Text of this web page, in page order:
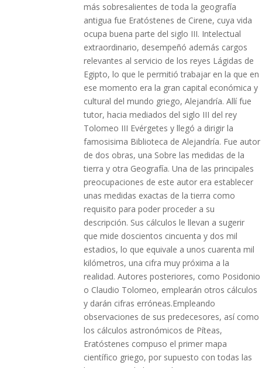
más sobresalientes de toda la geografía
antigua fue Eratóstenes de Cirene, cuya vida
ocupa buena parte del siglo III. Intelectual
extraordinario, desempeñó además cargos
relevantes al servicio de los reyes Lágidas de
Egipto, lo que le permitió trabajar en la que en
ese momento era la gran capital económica y
cultural del mundo griego, Alejandría. Allí fue
tutor, hacia mediados del siglo III del rey
Tolomeo III Evérgetes y llegó a dirigir la
famosisima Biblioteca de Alejandría. Fue autor
de dos obras, una Sobre las medidas de la
tierra y otra Geografía. Una de las principales
preocupaciones de este autor era establecer
unas medidas exactas de la tierra como
requisito para poder proceder a su
descripción. Sus cálculos le llevan a sugerir
que mide doscientos cincuenta y dos mil
estadios, lo que equivale a unos cuarenta mil
kilómetros, una cifra muy próxima a la
realidad. Autores posteriores, como Posidonio
o Claudio Tolomeo, emplearán otros cálculos
y darán cifras erróneas.Empleando
observaciones de sus predecesores, así como
los cálculos astronómicos de Píteas,
Eratóstenes compuso el primer mapa
científico griego, por supuesto con todas las